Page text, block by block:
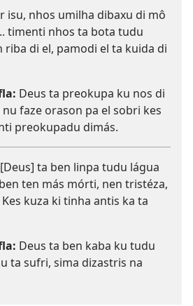
isu, nhos umilha dibaxu di mô
timenti nhos ta bota tudu
di el, pamodi el ta kuida di
Deus ta preokupa ku nos di
faze orason pa el sobri kes
preokupadu dimás.
ta ben linpa tudu lágua
ten más mórti, nen tristéza,
kuza ki tinha antis ka ta
Deus ta ben kaba ku tudu
ta sufri, sima dizastris na